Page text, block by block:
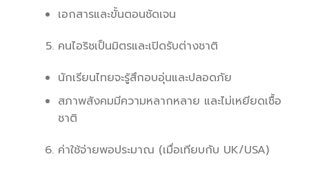
เอกสารและขั้นตอนชัดเจน
คนไอริชเป็นมิตรและเปิดรับต่างชาติ
นักเรียนไทยจะรู้สึกอบอุ่นและปลอดภัย
สภาพสังคมมีความหลากหลาย และไม่เหยียดเชื้อ
ชาติ
ค่าใช้จ่ายพอประมาณ (เมื่อเทียบกับ UK/USA)